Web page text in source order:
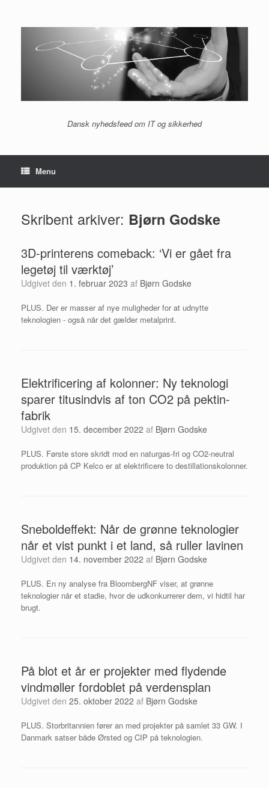
indhold
Dansk nyhedsfeed om IT og sikkerhed
Menu
Skribent arkiver: Bjørn Godske
3D-printerens comeback: ‘Vi er gået fra
legetøj til værktøj’
Udgivet den 1. februar 2023 af Bjørn Godske
PLUS. Der er masser af nye muligheder for at udnytte
teknologien - også når det gælder metalprint.
Elektrificering af kolonner: Ny teknologi
sparer titusindvis af ton CO2 på pektin-
fabrik
Udgivet den 15. december 2022 af Bjørn Godske
PLUS. Første store skridt mod en naturgas-fri og CO2-neutral
produktion på CP Kelco er at elektrificere to destillations­kolonner.
Sneboldeffekt: Når de grønne teknologier
når et vist punkt i et land, så ruller lavinen
Udgivet den 14. november 2022 af Bjørn Godske
PLUS. En ny analyse fra BloombergNF viser, at grønne
teknologier når et stadie, hvor de udkonkurrerer dem, vi hidtil har
brugt.
På blot et år er projekter med flydende
vindmøller fordoblet på verdensplan
Udgivet den 25. oktober 2022 af Bjørn Godske
PLUS. Storbritannien fører an med projekter på samlet 33 GW. I
Danmark satser både Ørsted og CIP på teknologien.